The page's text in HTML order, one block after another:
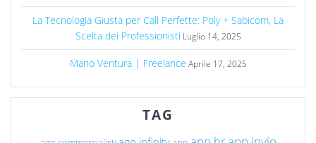
La Tecnologia Giusta per Call Perfette: Poly + Sabicom, La
Scelta dei Professionisti Luglio 14, 2025
Mario Ventura | Freelance Aprile 17, 2025
TAG